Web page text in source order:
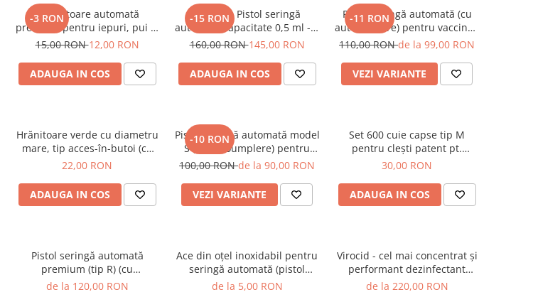
-3 RON
Adăpătoare automată
premium pentru iepuri, pui şi
păsări, cu niplu din inox şi
15,00 RON12,00 RON
ADAUGA IN COS
-15 RON
PACHET: Pistol seringă
automată capacitate 0,5 ml - 5
ml (cu set garnituri de
premium (autoclavabile)
160,00 RON145,00 RON
ADAUGA IN COS
-11 RON
Pistol seringă automată (cu
autoumplere) pentru vaccinat,
capacitate 0,5 ml - 5 ml +
schimb
110,00 RONde la 99,00 RON
VEZI VARIANTE
Hrănitoare verde cu diametru
mare, tip acces-în-butoi (cu
montaj pe direct butoi),
22,00 RON
ADAUGA IN COS
-10 RON
Pistol seringă automată model
S (cu autoumplere) pentru
vaccinat, capacitate 0,2 ml - 2
schimb
100,00 RONde la 90,00 RON
VEZI VARIANTE
Set 600 cuie capse tip M
pentru cleşti patent pt.
asamblat cuşti, garduri şi
salamuri şi mezeluri
30,00 RON
ADAUGA IN COS
Pistol seringă automată
premium (tip R) (cu
autoumplere) pentru vaccinat,
de la 120,00 RON
Ace din oţel inoxidabil pentru
seringă automată (pistol
vaccinări)
de la 5,00 RON
Virocid - cel mai concentrat şi
performant dezinfectant
(eficient inclusiv la
de la 220,00 RON